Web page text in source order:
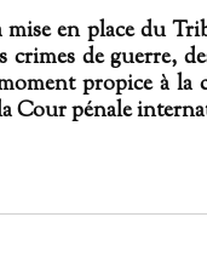
mise en place du
crimes de guerre,
propice à la
Cour pénale